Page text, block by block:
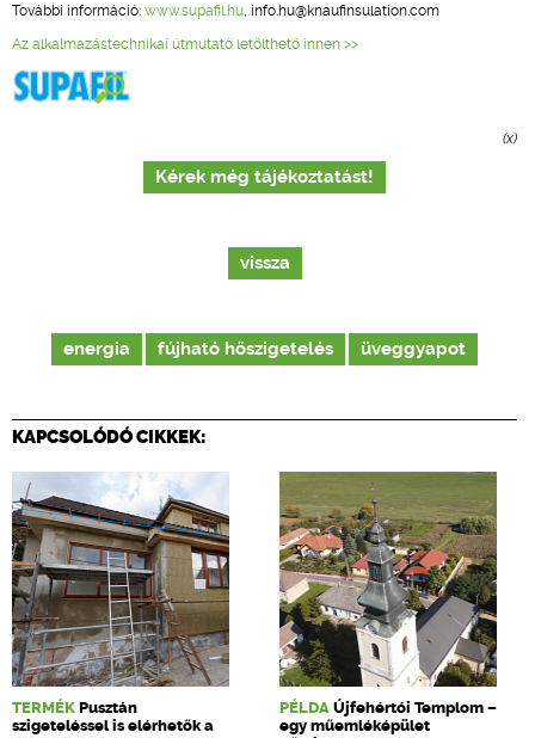
További információ: www.supafil.hu, info.hu@knaufinsulation.com
Az alkalmazástechnikai útmutató letölthető innen >>
(x)
Kérek még tájékoztatást!
vissza
energia fújható hőszigetelés üveggyapot
KAPCSOLÓDÓ CIKKEK:
TERMÉK Pusztán
szigeteléssel is elérhetők a
PÉLDA Újfehértói Templom –
egy műemléképület